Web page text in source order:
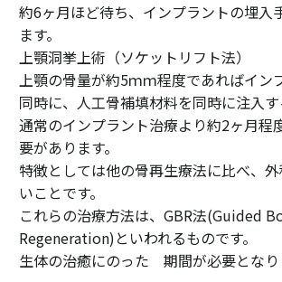
約6ヶ月ほど待ち、インプラントの埋入
ます。
上顎洞挙上術（ソケットリフト法）
上顎の骨量が約5ｍｍ程度であればイン
同時に、人工骨補填材料を同時に注入す
通常のインプラント治療より約2ヶ月程
要があります。
特徴としては他の骨再生療法に比べ、
いことです。
これらの治療方法は、GBR法(Guided
Regeneration)といわれるものです。
生体の治癒にのった 期間が必要となり